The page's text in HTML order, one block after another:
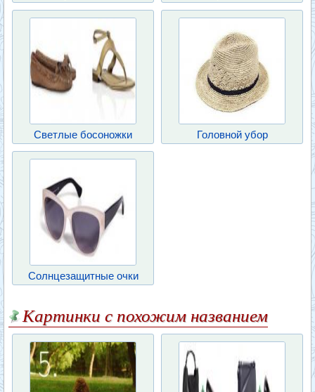
Светлые босоножки Головной убор
Солнцезащитные очки
Картинки с похожим названием